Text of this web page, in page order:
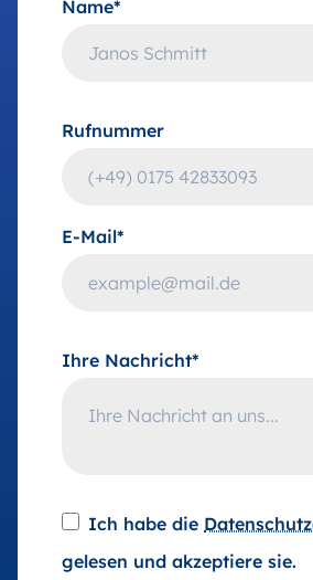
Name*
Rufnummer
E-Mail*
Ihre Nachricht*
Ich habe die
gelesen und akzeptiere sie.